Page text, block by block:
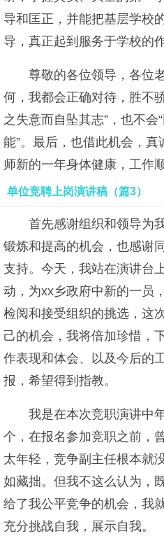
导和匡正，并能把基层学校
导，真正起到服务于学校的作
尊敬的各位领导，各位
何，我都会正确对待，胜不
之失意而自坠其志”，也不
能”。最后，也借此机会，
师新的一年身体健康，工作
单位竞聘上岗演讲稿（篇3）
首先感谢组织和领导为
锻炼和提高的机会，也感谢
支持。今天，我站在演讲台
动，为xx乡政府中新的一员
检阅和接受组织的挑选，这
己的机会，我将倍加珍惜，
作表现和体会、以及今后的
报，希望得到指教。
我是在本次竞职演讲中
个，在报名参加竞职之前，
太年轻，竞争副主任根本就
如藏拙。但我不这么认为，
给了我公平竞争的机会，我
充分挑战自我，展示自我。